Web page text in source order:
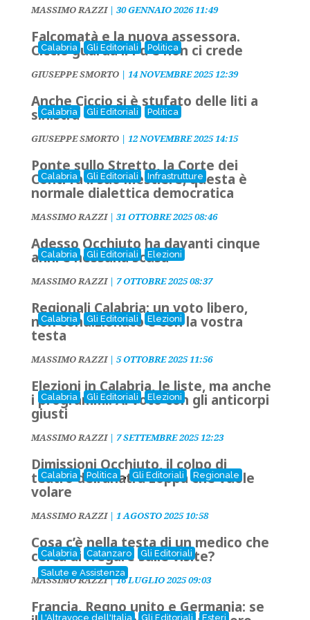
MASSIMO RAZZI| 30 GENNAIO 2026 11:49
Calabria Gli Editoriali Politica
Falcomatà e la nuova assessora.
Ciccio guarda il Pd e non ci crede
GIUSEPPE SMORTO| 14 NOVEMBRE 2025 12:39
Calabria Gli Editoriali Politica
Anche Ciccio si è stufato delle liti a
sinistra
GIUSEPPE SMORTO| 12 NOVEMBRE 2025 14:15
Calabria Gli Editoriali Infrastrutture
Ponte sullo Stretto, la Corte dei
Conti fa il suo mestiere, questa è
normale dialettica democratica
MASSIMO RAZZI| 31 OTTOBRE 2025 08:46
Calabria Gli Editoriali Elezioni
Adesso Occhiuto ha davanti cinque
anni e nessuna scusa
MASSIMO RAZZI| 7 OTTOBRE 2025 08:37
Calabria Gli Editoriali Elezioni
Regionali Calabria: un voto libero,
non condizionato e con la vostra
testa
MASSIMO RAZZI| 5 OTTOBRE 2025 11:56
Calabria Gli Editoriali Elezioni
Elezioni in Calabria, le liste, ma anche
i programmi: Al voto con gli anticorpi
giusti
MASSIMO RAZZI| 7 SETTEMBRE 2025 12:23
Calabria Politica , Gli Editoriali Regionale
Dimissioni Occhiuto, il colpo di
teatro dell’anatra zoppa che vuole
volare
MASSIMO RAZZI| 1 AGOSTO 2025 10:58
Calabria Catanzaro
Gli Editoriali
Salute e Assistenza
Cosa c’è nella testa di un medico che
cerca di fregare sulle visite?
MASSIMO RAZZI|16 LUGLIO 2025 09:03
L'Altravoce dell'Italia Gli Editoriali Esteri
Francia, Regno unito e Germania: se